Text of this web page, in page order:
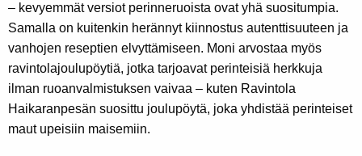
– kevyemmät versiot perinneruoista ovat yhä suositumpia.
Samalla on kuitenkin herännyt kiinnostus autenttisuuteen ja
vanhojen reseptien elvyttämiseen. Moni arvostaa myös
ravintolajoulupöytiä, jotka tarjoavat perinteisiä herkkuja
ilman ruoanvalmistuksen vaivaa – kuten Ravintola
Haikaranpesän suosittu joulupöytä, joka yhdistää perinteiset
maut upeisiin maisemiin.